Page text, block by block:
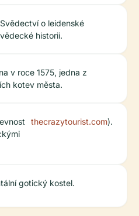
Svědectví o leidenské
vědecké historii.
v roce 1575, jedna z
kotev města.
thecrazytourist.com).
gotický kostel.